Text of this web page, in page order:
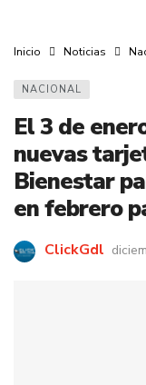
Inicio Noticias
NACIONAL
El 3 de
nuevas
Bienestar
en febrero
ClickGdl